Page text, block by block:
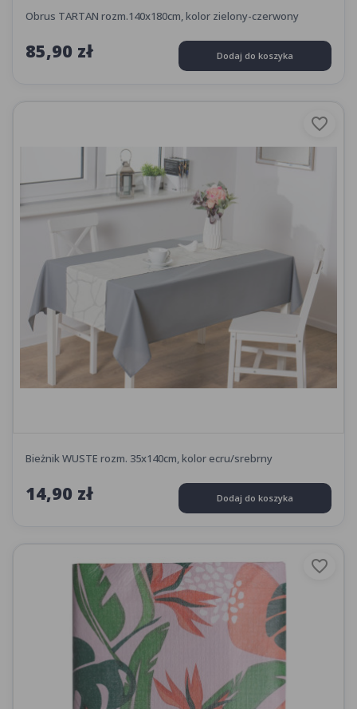
Obrus TARTAN rozm.140x180cm, kolor zielony-czerwony
85,90 zł Dodaj do koszyka
favorite_border
Bieżnik WUSTE rozm. 35x140cm, kolor ecru/srebrny
14,90 zł Dodaj do koszyka
favorite_border